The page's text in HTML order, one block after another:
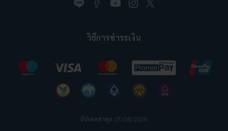
วิธีการชำระเงิน
อัปเดตล่าสุด 07/08/2026